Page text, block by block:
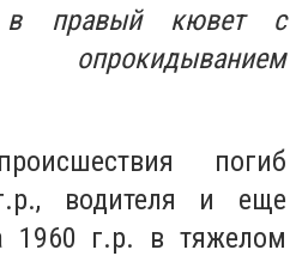
в правый кювет с
погиб
водителя и еще
1960 г.р. в тяжелом